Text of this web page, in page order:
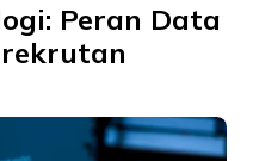
Peran Data